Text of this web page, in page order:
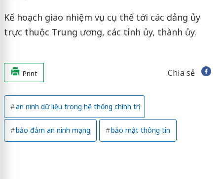
Kế hoạch giao nhiệm vụ cụ thể tới các đảng ủy
trực thuộc Trung ương, các tỉnh ủy, thành ủy.
Print Chia sẻ
an ninh dữ liệu trong hệ thống chính trị
bảo đảm an ninh mạng bảo mật thông tin